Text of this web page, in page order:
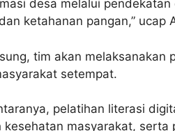
desa melalui pendekatan
ketahanan pangan,” ucap
tim akan melaksanakan
setempat.
pelatihan literasi
masyarakat, serta